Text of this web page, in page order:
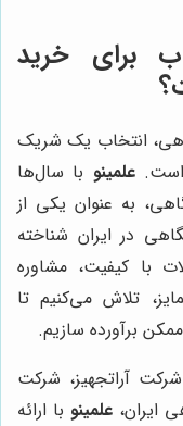
برای خرید
انتخاب یک شریک
است.علمینو با سال‌ها
به عنوان یکی از
در ایران شناخته
با کیفیت، مشاوره
تلاش می‌کنیم تا
برآورده سازیم.
شرکت آراتجهیز، شرکت
ایران، علمینو با ارائه